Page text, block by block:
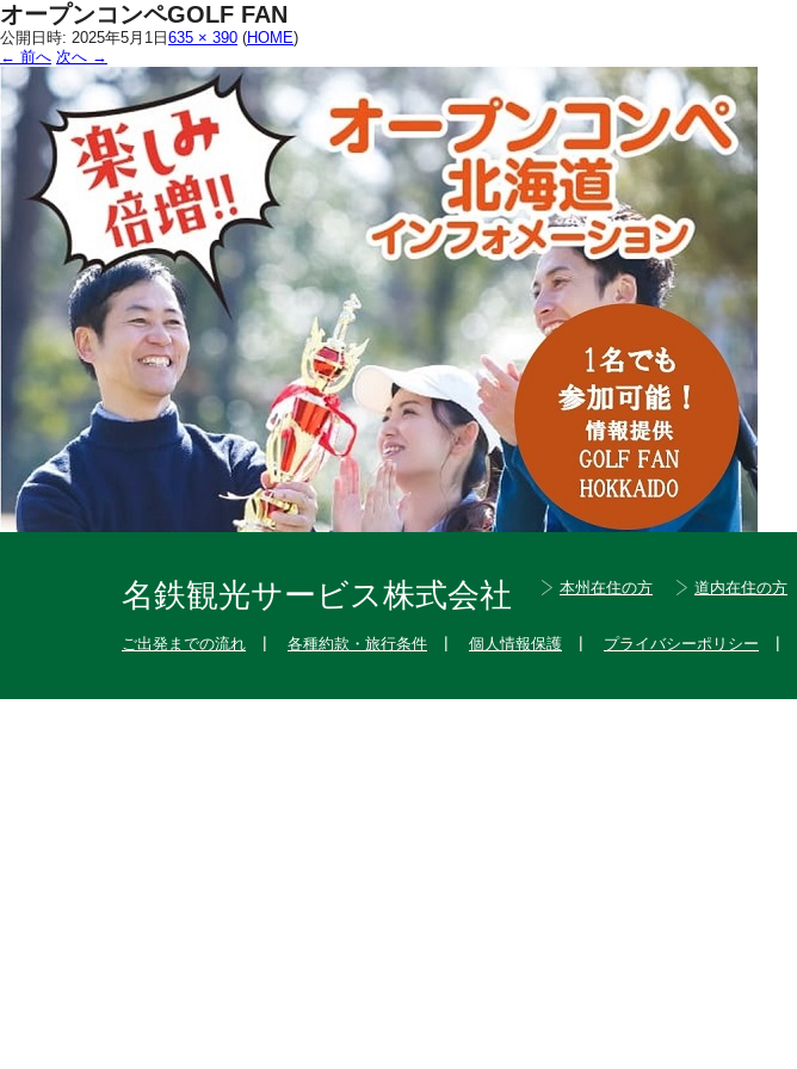
オープンコンペGOLF FAN
公開日時: 2025年5月1日 635 × 390 (HOME)
← 前へ 次へ →
名鉄観光サービス株式会社 本州在住の方 道内在住の方
ご出発までの流れ 各種約款・旅行条件 個人情報保護 プライバシーポリシー